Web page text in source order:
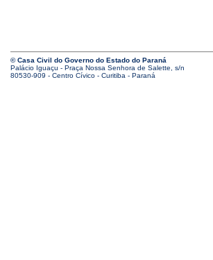
© Casa Civil do Governo do Estado do Paraná
Palácio Iguaçu - Praça Nossa Senhora de Salette, s/n
80530-909 - Centro Cívico - Curitiba - Paraná